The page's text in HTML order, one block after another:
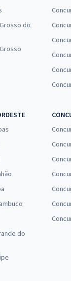
de Educação
R$
Economize R$ 99,98
de Educação
edital)
à vista
R$
de Educação
do
do